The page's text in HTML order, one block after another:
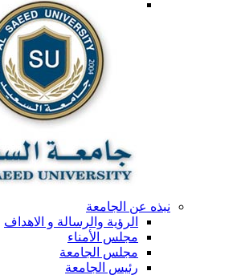
نبذه عن الجامعة
الرؤية والرسالة و الاهداف
مجلس الأمناء
مجلس الجامعة
رئيس الجامعة